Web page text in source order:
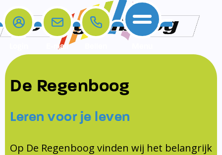
Home
De school
Opleiding en Stage
KomKids
Ouders
Ouders
Contact
Contact
Contact
Samenwerkingen
Schoollogopedist
E-mail
De Regenboog
Leren voor je leven
Op De Regenboog vinden wij het belangrijk